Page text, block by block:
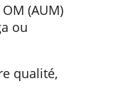
(AUM)
ou
qualité,